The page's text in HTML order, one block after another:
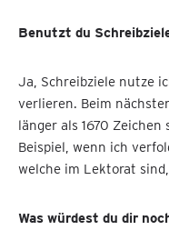
Benutzt du
Ja, Schreibziele nutze
verlieren. Beim
länger als 1670
Beispiel, wenn ich
welche im Lektorat
Was würdest du dir